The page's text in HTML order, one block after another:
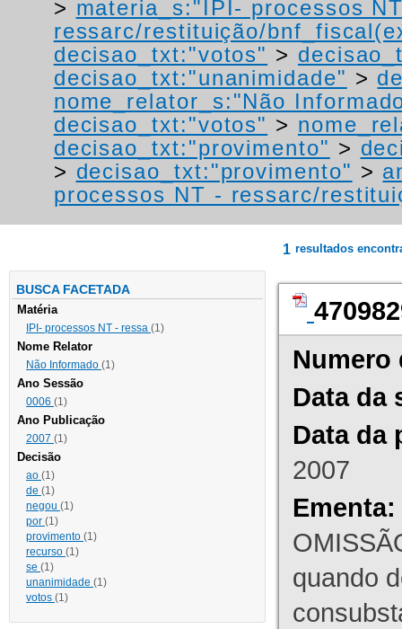
> materia_s:"IPI- processos
ressarc/restituição/
decisao_txt:"votos" >
decisao_txt:"unanimidade" >
nome_relator_s:"Não
decisao_txt:"votos" >
decisao_txt:"provimento" >
> decisao_txt:"provimento" >
processos NT - ressarc/
BUSCA FACETADA
Matéria
IPI- processos NT - ressa (1)
Nome Relator
Não Informado (1)
Ano Sessão
0006 (1)
Ano Publicação
2007 (1)
Decisão
ao (1)
de (1)
negou (1)
por (1)
provimento (1)
recurso (1)
se (1)
unanimidade (1)
votos (1)
1 resultados
Numero
Data da
Data da
2007
Ementa:
quando